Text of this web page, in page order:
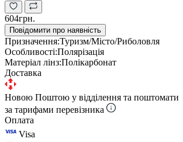
604грн.
Повідомити про наявність
Призначення:Туризм/Місто/Риболовля
Особливості:Полярізація
Матеріал лінз:Полікарбонат
Доставка
Новою Поштою у відділення та поштомати
за тарифами перевізника
Оплата
Visa